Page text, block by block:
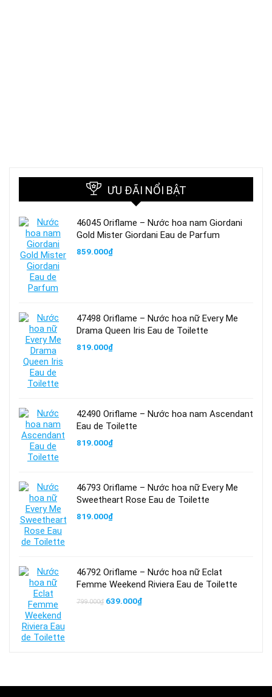
ƯU ĐÃI NỔI BẬT
46045 Oriflame – Nước hoa nam Giordani
Gold Mister Giordani Eau de Parfum
859.000₫
47498 Oriflame – Nước hoa nữ Every Me
Drama Queen Iris Eau de Toilette
819.000₫
42490 Oriflame – Nước hoa nam Ascendant
Eau de Toilette
819.000₫
46793 Oriflame – Nước hoa nữ Every Me
Sweetheart Rose Eau de Toilette
819.000₫
46792 Oriflame – Nước hoa nữ Eclat
Femme Weekend Riviera Eau de Toilette
799.000₫ Giá
639.000₫Giá